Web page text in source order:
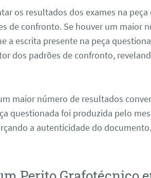
os resultados dos exames na
de confronto. Se houver um maior
a escrita presente na peça
dos padrões de confronto,
maior número de resultados
questionada foi produzida pelo
a autenticidade do documento.